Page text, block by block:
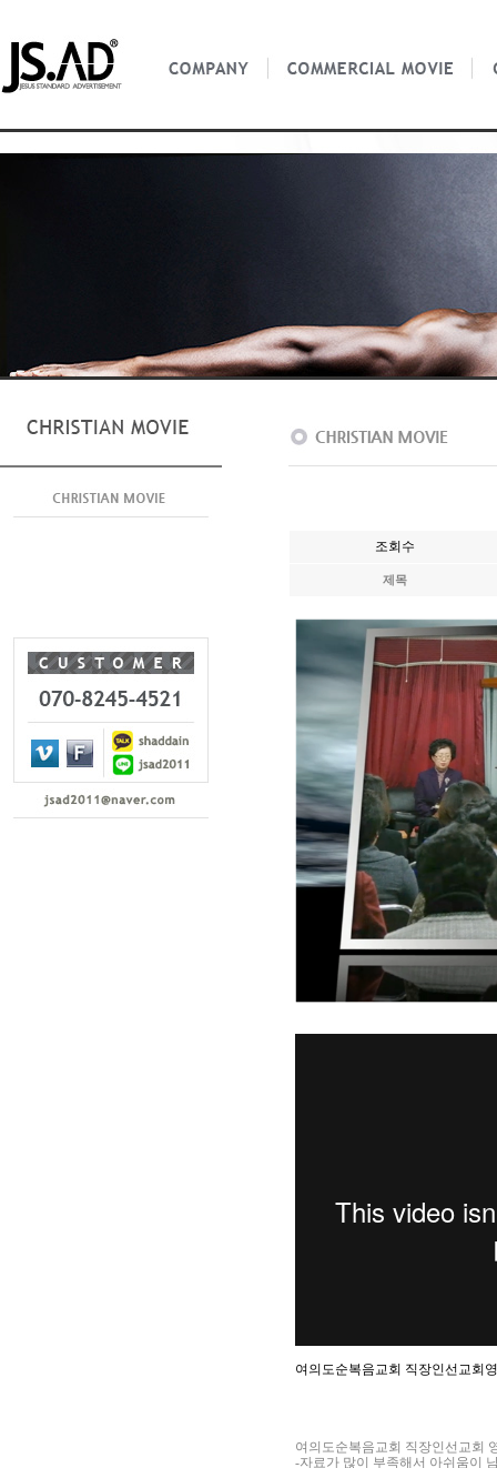
조회수
제목
여의도순복음교회 직장인선교회
여의도순복음교회 직장인선교회
-자료가 많이 부족해서 아쉬움이